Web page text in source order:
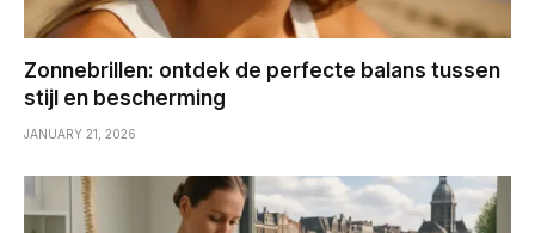
Zonnebrillen: ontdek de perfecte balans tussen
stijl en bescherming
JANUARY 21, 2026